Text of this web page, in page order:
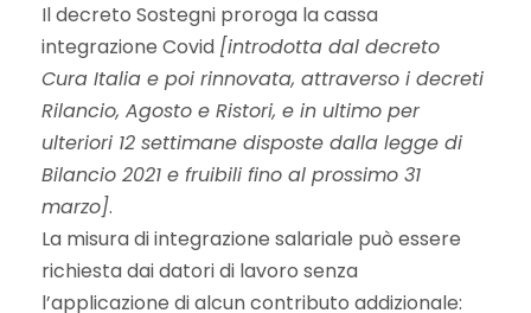
Il decreto Sostegni proroga la cassa
integrazione Covid [introdotta dal decreto
Cura Italia e poi rinnovata, attraverso i decreti
Rilancio, Agosto e Ristori, e in ultimo per
ulteriori 12 settimane disposte dalla legge di
Bilancio 2021 e fruibili fino al prossimo 31
marzo].
La misura di integrazione salariale può essere
richiesta dai datori di lavoro senza
l’applicazione di alcun contributo addizionale: